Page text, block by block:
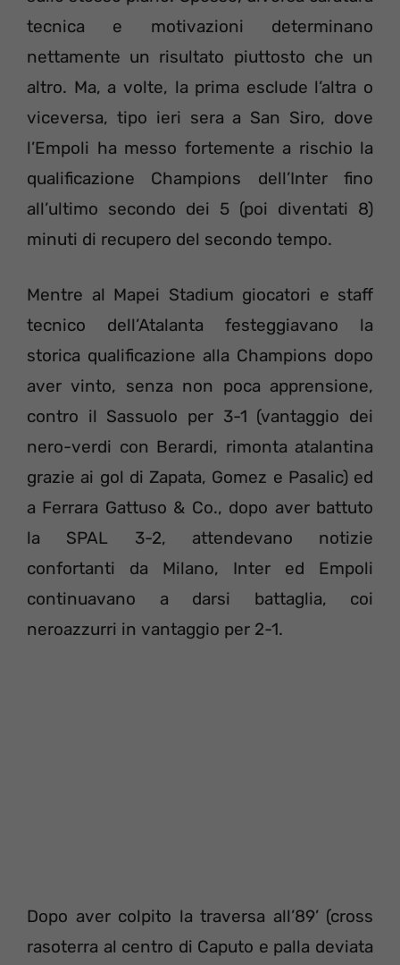
tecnica e motivazioni determinano
nettamente un risultato piuttosto che un
altro. Ma, a volte, la prima esclude l’altra o
viceversa, tipo ieri sera a San Siro, dove
l’Empoli ha messo fortemente a rischio la
qualificazione Champions dell’Inter fino
all’ultimo secondo dei 5 (poi diventati 8)
minuti di recupero del secondo tempo.
Mentre al Mapei Stadium giocatori e staff
tecnico dell’Atalanta festeggiavano la
storica qualificazione alla Champions dopo
aver vinto, senza non poca apprensione,
contro il Sassuolo per 3-1 (vantaggio dei
nero-verdi con Berardi, rimonta atalantina
grazie ai gol di Zapata, Gomez e Pasalic) ed
a Ferrara Gattuso & Co., dopo aver battuto
la SPAL 3-2, attendevano notizie
confortanti da Milano, Inter ed Empoli
continuavano a darsi battaglia, coi
neroazzurri in vantaggio per 2-1.
Dopo aver colpito la traversa all’89’ (cross
rasoterra al centro di Caputo e palla deviata